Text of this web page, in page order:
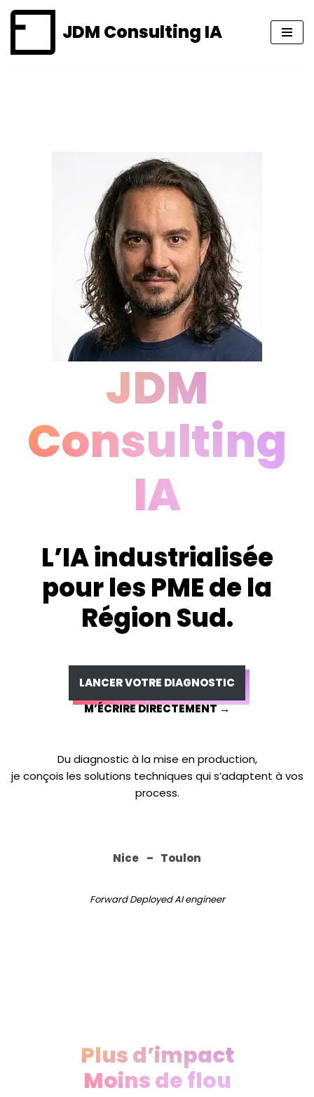
au
JDM Consulting IA
JDM
Consulting
IA
L’IA industrialisée
pour les PME de la
Région Sud.
LANCER VOTRE DIAGNOSTIC
M’ÉCRIRE DIRECTEMENT →
Du diagnostic à la mise en production,
je conçois les solutions techniques qui s’adaptent à vos
process.
Nice – Toulon
Forward Deployed AI engineer
Plus d’impact
Moins de flou